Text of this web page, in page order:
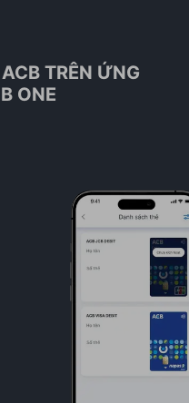
TRÊN ỨNG
ONE